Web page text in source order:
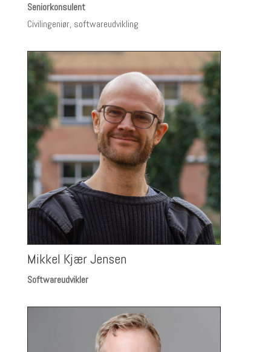
Seniorkonsulent
Civilingeniør, softwareudvikling
Mikkel Kjær Jensen
Softwareudvikler